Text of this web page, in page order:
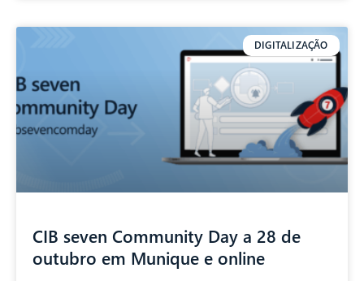
DIGITALIZAÇÃO
CIB seven Community Day a 28 de
outubro em Munique e online